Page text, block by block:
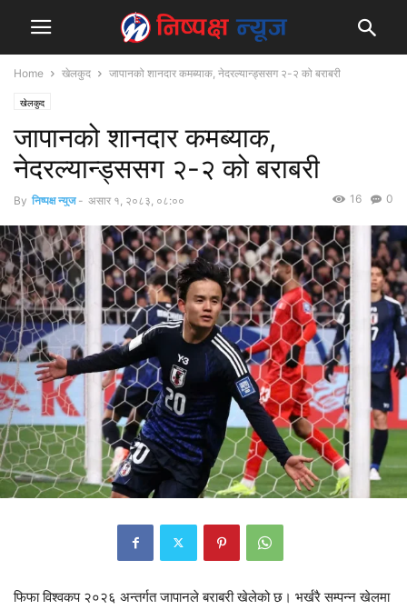
Home खेलकुद जापानको शानदार कमब्याक, नेदरल्यान्ड्ससग २-२ को बराबरी
खेलकुद
जापानको शानदार कमब्याक,
नेदरल्यान्ड्ससग २-२ को बराबरी
By निष्पक्ष न्युज - असार १, २०८३, ०८:०० 0
16
फिफा विश्वकप २०२६ अन्तर्गत जापानले बराबरी खेलेको छ। भर्खरै सम्पन्न खेलमा